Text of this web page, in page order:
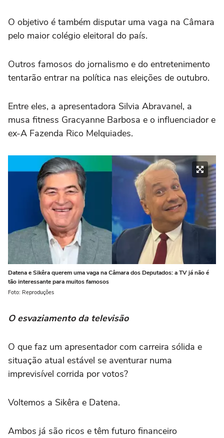
O objetivo é também disputar uma vaga na Câmara
pelo maior colégio eleitoral do país.
Outros famosos do jornalismo e do entretenimento
tentarão entrar na política nas eleições de outubro.
Entre eles, a apresentadora Silvia Abravanel, a
musa fitness Gracyanne Barbosa e o influenciador e
ex-A Fazenda Rico Melquiades.
Datena e Sikêra querem uma vaga na Câmara dos Deputados: a TV já não é
tão interessante para muitos famosos
Foto: Reproduções
O esvaziamento da televisão
O que faz um apresentador com carreira sólida e
situação atual estável se aventurar numa
imprevisível corrida por votos?
Voltemos a Sikêra e Datena.
Ambos já são ricos e têm futuro financeiro